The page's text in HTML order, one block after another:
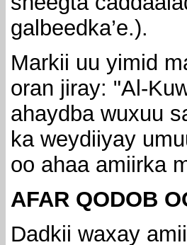
galbeedka’e.).
Markii uu yimid
oran jiray: "Al-
ahaydba wuxuu
ka weydiiyay
oo ahaa amiirka
AFAR QODOB
Dadkii waxay